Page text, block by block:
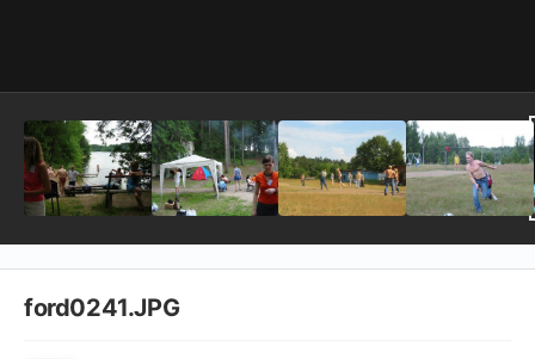
ford0241.JPG